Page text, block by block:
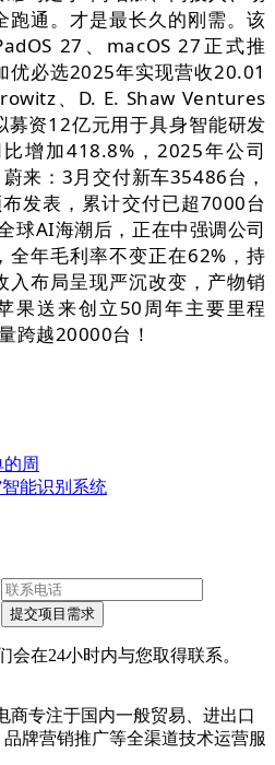
跑通。才是最长久的刚需。该
27、macOS 27正式推
优必选2025年实现营收20.01
、D. E. Shaw Ventures
募资12亿元用于具身智能研发
增加418.8%，2025年公司
来：3月交付新车35486台，
发表，累计交付已超7000台
球AI海潮后，正在中强调公司
全年毛利率不变正在62%，持
入布局呈现严沉改变，产物销
果送来创立50周年主要里程
跨越20000台！
周
智能识别系统
在24小时内与您取得联系。
商专注于国内一般贸易、进出口
牌营销推广等全渠道技术运营服